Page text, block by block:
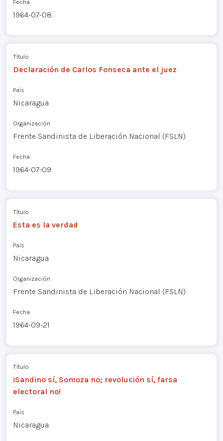
Fecha
1964-07-08
Título
Declaración de Carlos Fonseca ante el juez
País
Nicaragua
Organización
Frente Sandinista de Liberación Nacional (FSLN)
Fecha
1964-07-09
Título
Esta es la verdad
País
Nicaragua
Organización
Frente Sandinista de Liberación Nacional (FSLN)
Fecha
1964-09-21
Título
¡Sandino sí, Somoza no; revolución sí, farsa
electoral no!
País
Nicaragua